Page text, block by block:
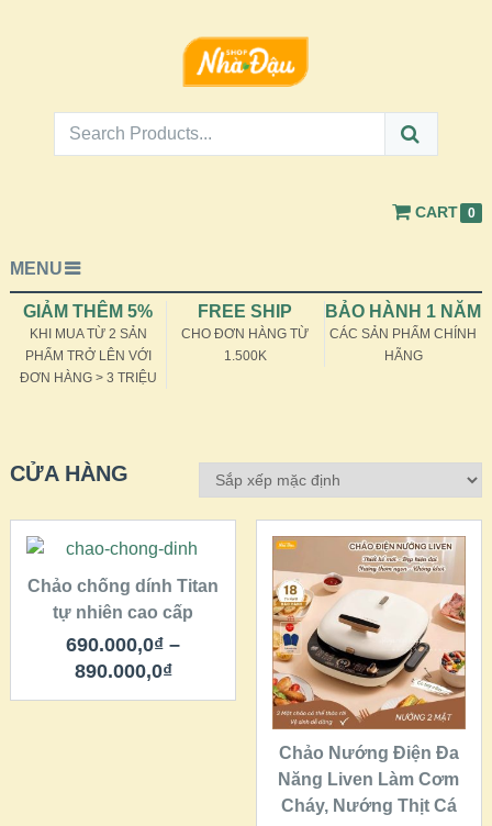
CART 0
MENU
GIẢM THÊM 5%
KHI MUA TỪ 2 SẢN
PHẨM TRỞ LÊN VỚI
ĐƠN HÀNG > 3 TRIỆU
FREE SHIP
CHO ĐƠN HÀNG TỪ
1.500K
BẢO HÀNH 1 NĂM
CÁC SẢN PHẨM CHÍNH
HÃNG
CỬA HÀNG
QUICK LOOK
VIEW DETAILS
CHỌN
Chảo chống dính Titan
tự nhiên cao cấp
690.000,0₫ –
890.000,0₫
QUICK LOOK
VIEW DETAILS
THÊM VÀO GIỎ
HÀNG
Chảo Nướng Điện Đa
Năng Liven Làm Cơm
Cháy, Nướng Thịt Cá